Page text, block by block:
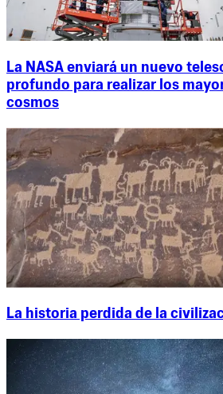
La NASA enviará un nuevo
profundo para realizar los
cosmos
La historia perdida de la